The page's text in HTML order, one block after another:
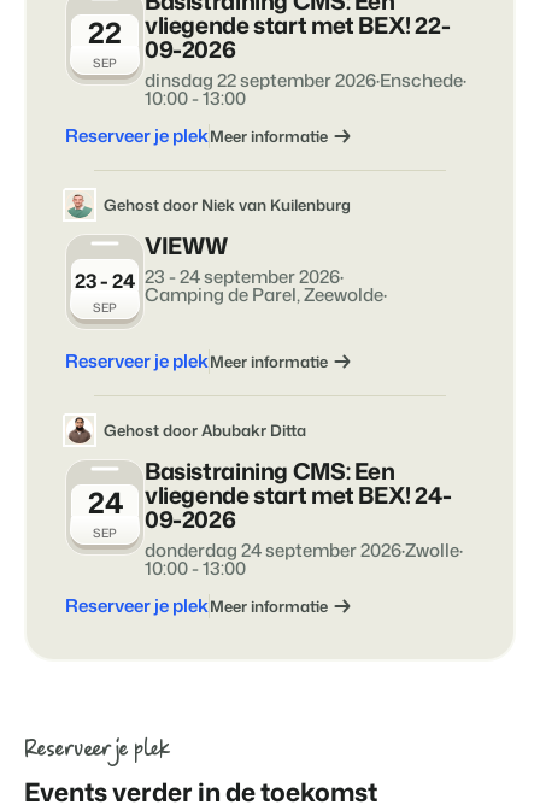
BEX Overzicht
Ontdek de eindeloze mogelijkheden van het Booking
Experts Platform.
Voor Vakantieparken
Ontdek de voordelen van Booking Experts voor
Vakantieparken.
Voor Concerns
Ontdek de voordelen van Booking Experts voor Concerns &
Groepen.
Contact
Neem contact op
Leer de mensen achter Booking Experts kennen
Vastgoedprojecten
transformeren tot
volgeboekte vakantieparken
Klantverhaal Hofparken
22
SEP
vliegende start met BEX! 22-
09-2026
dinsdag 22 september 2026·Enschede·
10:00 - 13:00
Reserveer je plekMeer informatie
Gehost door Niek van Kuilenburg
23 - 24
SEP
VIEWW
23 - 24 september 2026·
Camping de Parel, Zeewolde·
Reserveer je plekMeer informatie
Gehost door Abubakr Ditta
24
SEP
Basistraining CMS: Een
vliegende start met BEX! 24-
09-2026
donderdag 24 september 2026·Zwolle·
10:00 - 13:00
Reserveer je plekMeer informatie
Reserveer je plek
Events verder in de toekomst